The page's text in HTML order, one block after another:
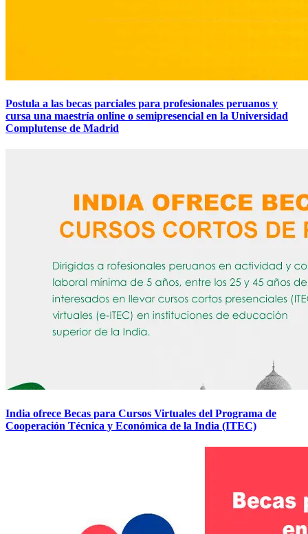
Postula a las becas parciales para profesionales peruanos y
cursa una maestría online o semipresencial en la Universidad
Complutense de Madrid
India ofrece Becas para Cursos Virtuales del Programa de
Cooperación Técnica y Económica de la India (ITEC)